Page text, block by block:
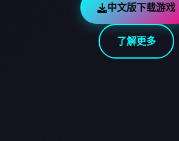
中文版下载游戏
了解更多